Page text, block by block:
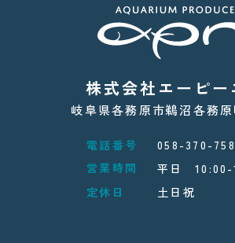
株式会社エーピー
岐阜県各務原市鵜沼各務
電話番号
058-370-
営業時間
平日 10:00-
定休日
土日祝